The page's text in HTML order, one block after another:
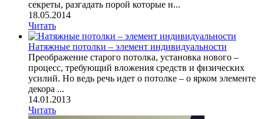
секреты, разгадать порой которые н...
18.05.2014
Читать
Натяжные потолки – элемент индивидуальности
Преображение старого потолка, установка нового –
процесс, требующий вложения средств и физических
усилий. Но ведь речь идет о потолке – о ярком элементе
декора ...
14.01.2013
Читать